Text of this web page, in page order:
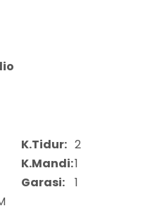
K.Tidur: 2
K.Mandi:1
Garasi:
1